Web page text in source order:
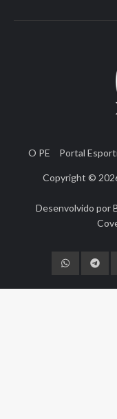
O PE Portal
Copyright ©
Desenvolvido por